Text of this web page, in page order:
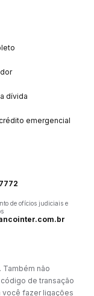
dívida
emergencial
de ofícios judiciais e
. Também não
de transação
você fazer ligações